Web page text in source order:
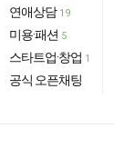
연애상담 19
미용·패션 5
스타트업·창업 1
공식 오픈채팅